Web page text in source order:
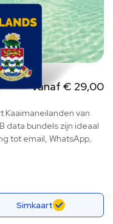
Vanaf € 29,00
Kaaimaneilanden van
data bundels zijn ideaal
tot email, WhatsApp,
Simkaart